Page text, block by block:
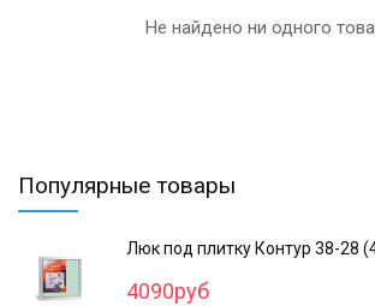
Не найдено ни одного
Популярные товары
Люк под плитку Контур 38-28
4090руб